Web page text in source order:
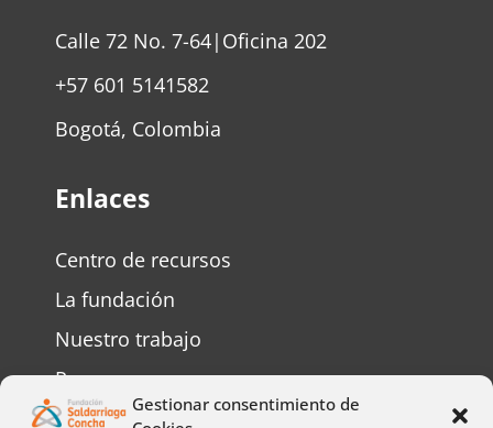
Gestionar consentimiento de
Calle 72 No. 7-64|Oficina 202
+57 601 5141582
Bogotá, Colombia
Enlaces
Centro de recursos
La fundación
Nuestro trabajo
Personas mayores
Personas con discapacidad